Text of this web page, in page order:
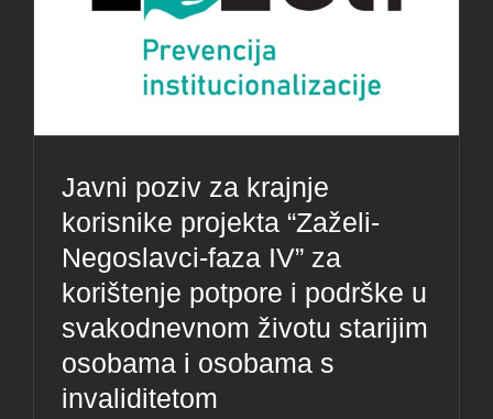
Javni poziv za krajnje
korisnike projekta “Zaželi-
Negoslavci-faza IV” za
korištenje potpore i podrške u
svakodnevnom životu starijim
osobama i osobama s
invaliditetom